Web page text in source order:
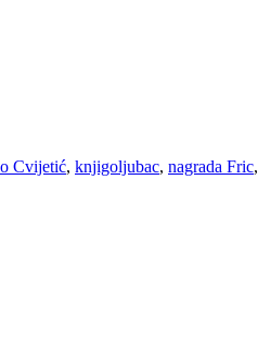
Cvijetić, knjigoljubac, nagrada Fric